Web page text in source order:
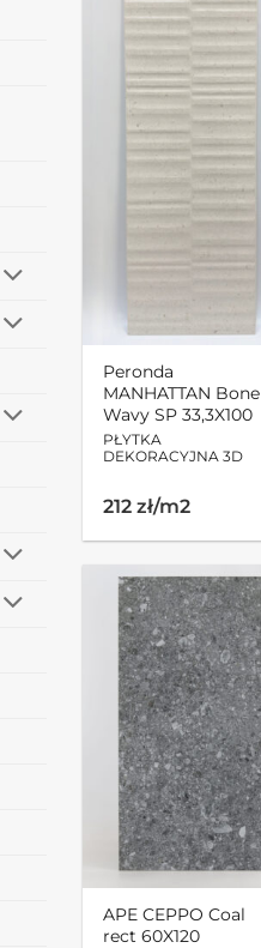
Peronda
MANHATTAN Bone
Wavy SP 33,3X100
PŁYTKA
DEKORACYJNA 3D
212 zł/m2
APE CEPPO Coal
rect 60X120